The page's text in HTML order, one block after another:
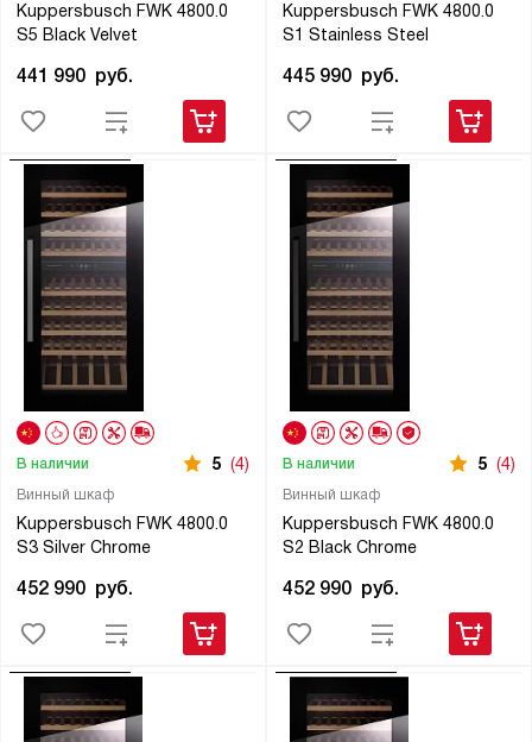
Kuppersbusch FWK 4800.0
S5 Black Velvet
441 990 руб.
Kuppersbusch FWK 4800.0
S1 Stainless Steel
445 990 руб.
Винный шкаф
Kuppersbusch FWK 4800.0
S3 Silver Chrome
В наличии 5 (4)
452 990 руб.
Винный шкаф
Kuppersbusch FWK 4800.0
S2 Black Chrome
В наличии 5 (4)
452 990 руб.